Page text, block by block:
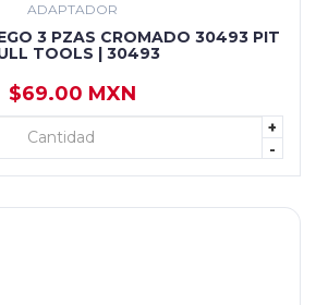
ADAPTADOR
3 PZAS CROMADO 30493 PIT
TOOLS | 30493
$69.00 MXN
+
-
+ AGREGAR